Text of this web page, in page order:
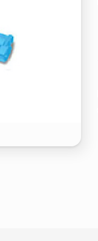
differenziata